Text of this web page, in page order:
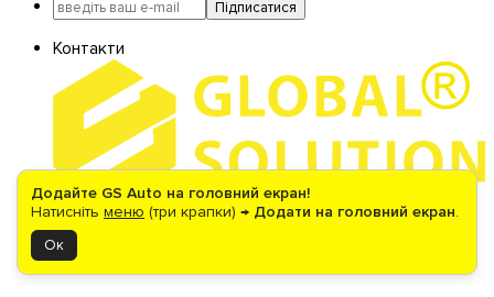
Додайте GS Auto на головний екран!
Натисніть меню (три крапки) → Додати на головний екран.
Ок
Підписатися
Контакти
+38(067) 390-48-85 0(800) 21-20-42
м.Київ, вул. Кільцева 1В
(Стоянка ТЦ "METRO")